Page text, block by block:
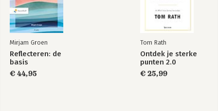
Mirjam Groen
Reflecteren: de
basis
€ 44,95
Tom Rath
Ontdek je sterke
punten 2.0
€ 25,99